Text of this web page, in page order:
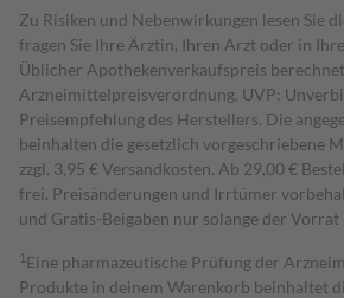
Zu Risiken und Nebenwirkungen lesen Sie
fragen Sie Ihre Ärztin, Ihren Arzt oder in
Üblicher Apothekenverkaufspreis
Arzneimittelpreisverordnung. UVP:
Preisempfehlung des Herstellers. Die
beinhalten die gesetzlich vorgeschriebene
zzgl. 3,95 € Versandkosten. Ab 29,00 €
frei. Preisänderungen und Irrtümer
und Gratis-Beigaben nur solange der Vorrat
1 Eine pharmazeutische Prüfung der
Produkte in deinem Warenkorb beinhaltet